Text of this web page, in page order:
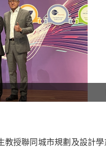
授聯同城市規劃及設計